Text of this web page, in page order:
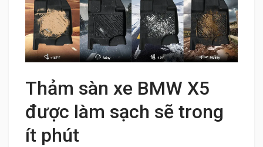
Thảm sàn xe BMW X5
được làm sạch sẽ trong
ít phút